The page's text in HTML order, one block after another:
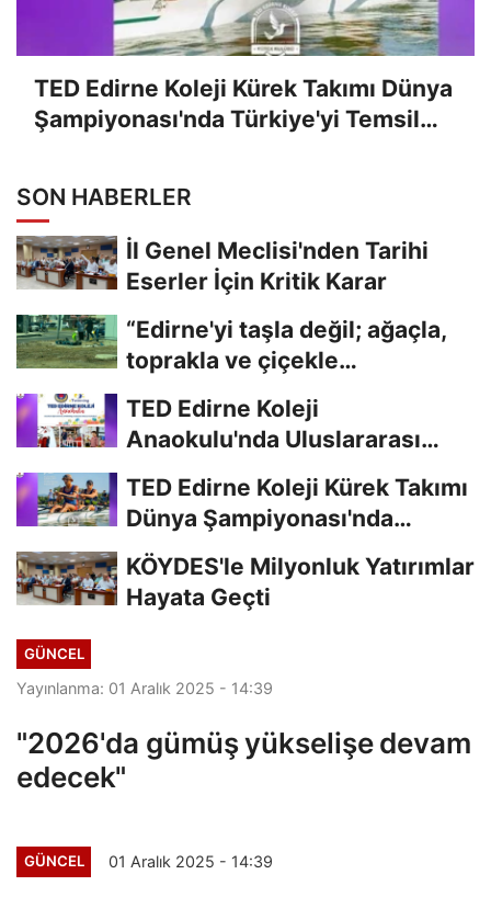
TED Edirne Koleji Kürek Takımı Dünya
Şampiyonası'nda Türkiye'yi Temsil
SON HABERLER
İl Genel Meclisi'nden Tarihi
Eserler İçin Kritik Karar
“Edirne'yi taşla değil; ağaçla,
toprakla ve çiçekle
TED Edirne Koleji
Anaokulu'nda Uluslararası
TED Edirne Koleji Kürek Takımı
Dünya Şampiyonası'nda
Türkiye'yi...
KÖYDES'le Milyonluk Yatırımlar
Hayata Geçti
GÜNCEL
Yayınlanma: 01 Aralık 2025 - 14:39
"2026'da gümüş yükselişe devam
edecek"
GÜNCEL 01 Aralık 2025 - 14:39